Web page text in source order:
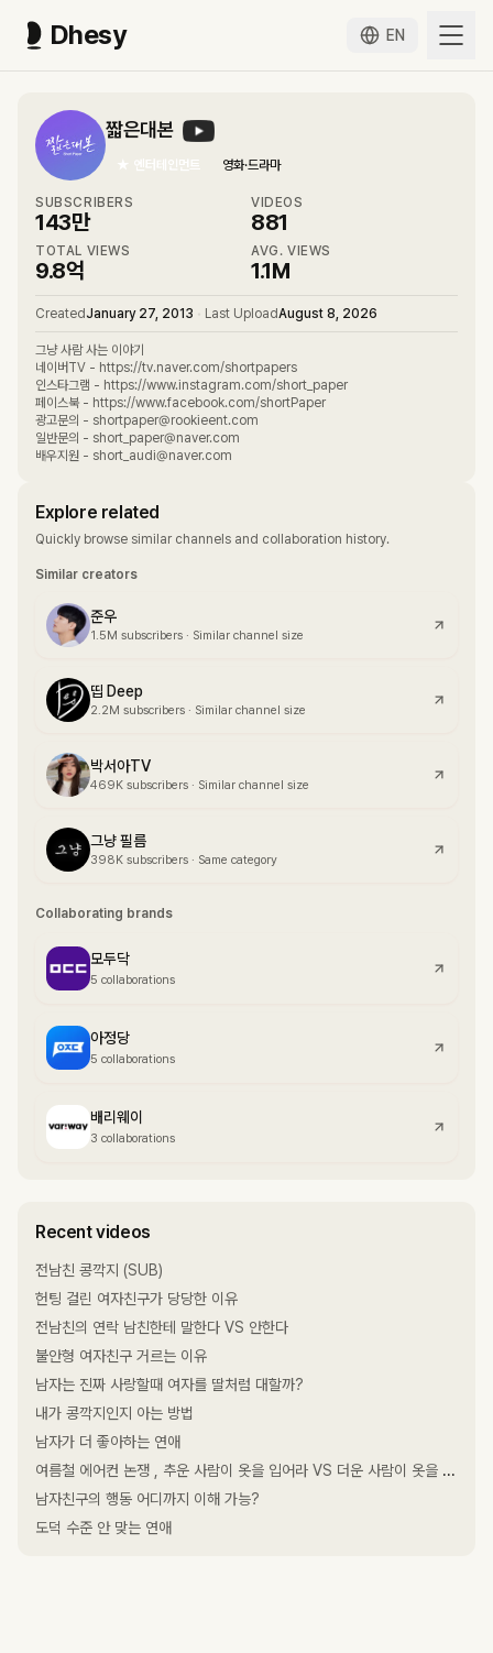
Dhesy EN
짧은대본
★ 엔터테인먼트 영화·드라마
SUBSCRIBERS
143만
VIDEOS
881
TOTAL VIEWS
9.8억
AVG. VIEWS
1.1M
Created January 27, 2013 Last UploadAugust 8, 2026
그냥 사람 사는 이야기
네이버TV - https://tv.naver.com/shortpapers
인스타그램 - https://www.instagram.com/short_paper
페이스북 - https://www.facebook.com/shortPaper
광고문의 - shortpaper@rookieent.com
일반문의 - short_paper@naver.com
배우지원 - short_audi@naver.com
Explore related
Quickly browse similar channels and collaboration history.
Similar creators
준우
1.5M subscribers · Similar channel size
띱 Deep
2.2M subscribers · Similar channel size
박서아TV
469K subscribers · Similar channel size
그냥 필름
398K subscribers · Same category
Collaborating brands
모두닥
5 collaborations
아정당
5 collaborations
배리웨이
3 collaborations
Recent videos
전남친 콩깍지 (SUB)
헌팅 걸린 여자친구가 당당한 이유
전남친의 연락 남친한테 말한다 VS 안한다
불안형 여자친구 거르는 이유
남자는 진짜 사랑할때 여자를 딸처럼 대할까?
내가 콩깍지인지 아는 방법
남자가 더 좋아하는 연애
여름철 에어컨 논쟁 , 추운 사람이 옷을 입어라 VS 더운 사람이 옷을 벗어라
남자친구의 행동 어디까지 이해 가능?
도덕 수준 안 맞는 연애